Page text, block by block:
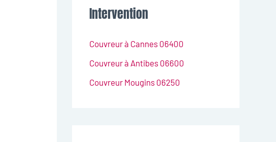
Intervention
Couvreur à Cannes 06400
Couvreur à Antibes 06600
Couvreur Mougins 06250